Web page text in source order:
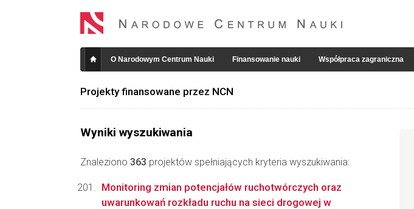
O Narodowym Centrum Nauki Finansowanie nauki Współpraca zagraniczna
Projekty finansowane przez NCN
Wyniki wyszukiwania
Znaleziono 363 projektów spełniających kryteria wyszukiwania:
Monitoring zmian potencjałów ruchotwórczych oraz
uwarunkowań rozkładu ruchu na sieci drogowej w